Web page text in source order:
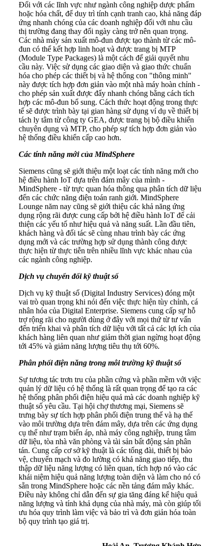
Đối với các lĩnh vực như ngành công nghiệp dược phẩm
hoặc hóa chất, để duy trì tính cạnh tranh cao, khả năng đáp
ứng nhanh chóng của các doanh nghiệp đối với nhu cầu
thị trường đang thay đổi ngày càng trở nên quan trọng.
Các nhà máy sản xuất mô-đun được tạo thành từ các mô-
đun có thể kết hợp linh hoạt và được trang bị MTP
(Module Type Packages) là một cách để giải quyết nhu
cầu này. Việc sử dụng các giao diện và giao thức chuẩn
hóa cho phép các thiết bị và hệ thống con "thông minh"
này được tích hợp đơn giản vào một nhà máy hoàn chỉnh -
cho phép sản xuất được đẩy nhanh chóng bằng cách tích
hợp các mô-đun bổ sung. Cách thức hoạt động trong thực
tế sẽ được trình bày tại gian hàng sử dụng ví dụ về thiết bị
tách ly tâm từ công ty GEA, được trang bị bộ điều khiển
chuyên dụng và MTP, cho phép sự tích hợp đơn giản vào
hệ thống điều khiển cấp cao hơn.
Các tính năng mới của MindSphere
Siemens cũng sẽ giới thiệu một loạt các tính năng mới cho
hệ điều hành IoT dựa trên đám mây của mình -
MindSphere - từ trực quan hóa thông qua phân tích dữ liệu
đến các chức năng điện toán ranh giới. MindSphere
Lounge năm nay cũng sẽ giới thiệu các khả năng ứng
dụng rộng rãi được cung cấp bởi hệ điều hành IoT để cải
thiện các yếu tố như hiệu quả và năng suất. Lần đầu tiên,
khách hàng và đối tác sẽ cùng nhau trình bày các ứng
dụng mới và các trường hợp sử dụng thành công được
thực hiện từ thực tiễn trên nhiều lĩnh vực khác nhau của
các ngành công nghiệp.
Dịch vụ chuyển đổi kỹ thuật số
Dịch vụ kỹ thuật số (Digital Industry Services) đóng một
vai trò quan trọng khi nói đến việc thực hiện tùy chỉnh, cá
nhân hóa của Digital Enterprise. Siemens cung cấp sự hỗ
trợ rộng rãi cho người dùng ở đây với mọi thứ từ tư vấn
đến triển khai và phân tích dữ liệu với tất cả các lợi ích của
khách hàng liên quan như giảm thời gian ngừng hoạt động
tới 45% và giảm năng lượng tiêu thụ tới 60%.
Phân phối điện năng trong môi trường kỹ thuật số
Sự tương tác trơn tru của phần cứng và phần mềm với việc
quản lý dữ liệu có hệ thống là rất quan trọng để tạo ra các
hệ thống phân phối điện hiệu quả mà các doanh nghiệp kỹ
thuật số yêu cầu. Tại hội chợ thương mại, Siemens sẽ
trưng bày sự tích hợp phân phối điện trung thế và hạ thế
vào môi trường dựa trên đám mây, dựa trên các ứng dụng
cụ thể như trạm biến áp, nhà máy công nghiệp, trung tâm
dữ liệu, tòa nhà văn phòng và tài sản bất động sản phân
tán. Cung cấp cơ sở kỹ thuật là các tổng đài, thiết bị bảo
vệ, chuyển mạch và đo lường có khả năng giao tiếp, thu
thập dữ liệu năng lượng có liên quan, tích hợp nó vào các
khái niệm hiệu quả năng lượng toàn diện và làm cho nó có
sẵn trong MindSphere hoặc các nền tảng đám mây khác.
Điều này không chỉ dẫn đến sự gia tăng đáng kể hiệu quả
năng lượng và tính khả dụng của nhà máy, mà còn giúp tối
ưu hóa quy trình làm việc và bảo trì và đơn giản hóa toàn
bộ quy trình tạo giá trị.